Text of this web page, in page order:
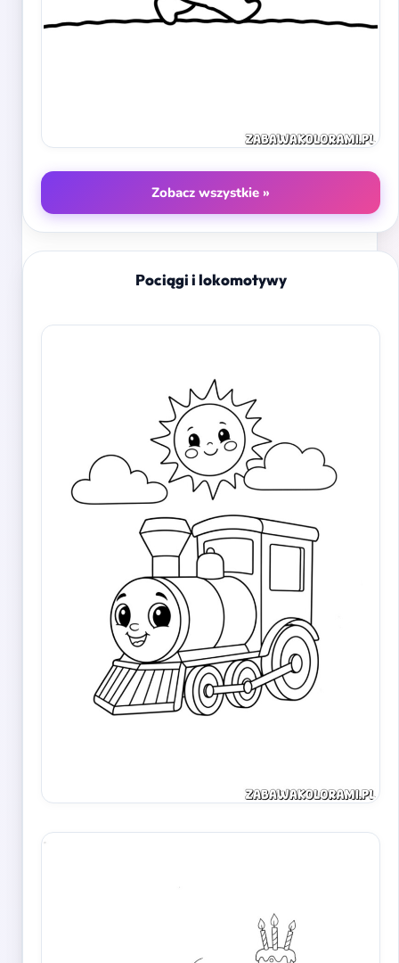
Zobacz wszystkie »
Pociągi i lokomotywy